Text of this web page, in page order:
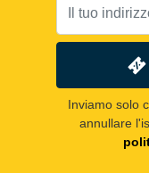
Inviamo solo
annullare